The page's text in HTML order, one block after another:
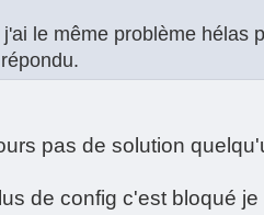
j'ai le même problème hélas
pas de solution
de config c'est bloqué